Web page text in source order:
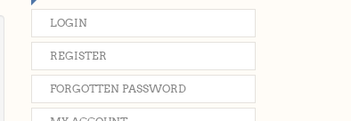
LOGIN
REGISTER
FORGOTTEN PASSWORD